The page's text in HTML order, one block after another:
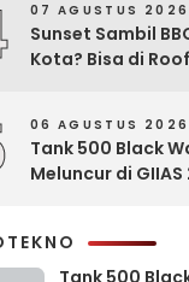
07 AGUSTUS 2026
Sunset Sambil
Kota? Bisa di
06 AGUSTUS 2026
Tank 500 Black
Meluncur di GIIAS